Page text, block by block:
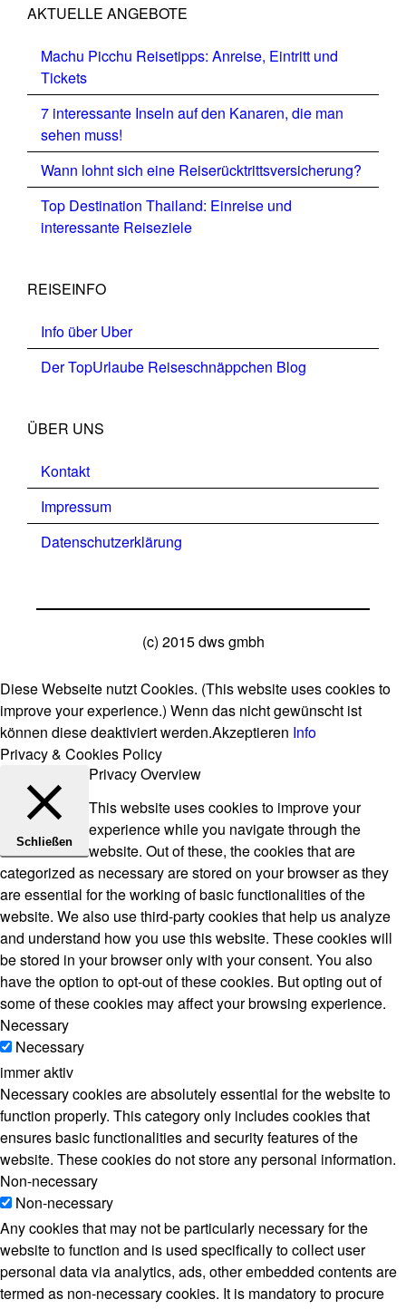
AKTUELLE ANGEBOTE
Machu Picchu Reisetipps: Anreise, Eintritt und
Tickets
7 interessante Inseln auf den Kanaren, die man
sehen muss!
Wann lohnt sich eine Reiserücktrittsversicherung?
Top Destination Thailand: Einreise und
interessante Reiseziele
REISEINFO
Info über Uber
Der TopUrlaube Reiseschnäppchen Blog
ÜBER UNS
Kontakt
Impressum
Datenschutzerklärung
(c) 2015 dws gmbh
Diese Webseite nutzt Cookies. (This website uses cookies to
improve your experience.) Wenn das nicht gewünscht ist
können diese deaktiviert werden.Akzeptieren Info
Privacy & Cookies Policy
Schließen
Privacy Overview
This website uses cookies to improve your
experience while you navigate through the
website. Out of these, the cookies that are
categorized as necessary are stored on your browser as they
are essential for the working of basic functionalities of the
website. We also use third-party cookies that help us analyze
and understand how you use this website. These cookies will
be stored in your browser only with your consent. You also
have the option to opt-out of these cookies. But opting out of
some of these cookies may affect your browsing experience.
Necessary
Necessary
immer aktiv
Necessary cookies are absolutely essential for the website to
function properly. This category only includes cookies that
ensures basic functionalities and security features of the
website. These cookies do not store any personal information.
Non-necessary
Non-necessary
Any cookies that may not be particularly necessary for the
website to function and is used specifically to collect user
personal data via analytics, ads, other embedded contents are
termed as non-necessary cookies. It is mandatory to procure